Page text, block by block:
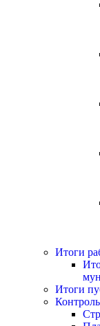
Итоги
Итоги